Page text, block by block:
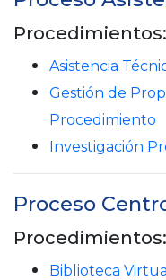
Procedimientos:
Asistencia
Gestión de
Procedimiento
Investigación
Proceso
Procedimientos:
Biblioteca